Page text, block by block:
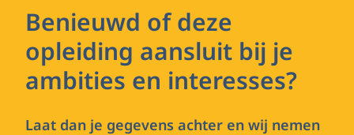
Benieuwd of deze
opleiding aansluit bij je
ambities en interesses?
Laat dan je gegevens achter en wij nemen